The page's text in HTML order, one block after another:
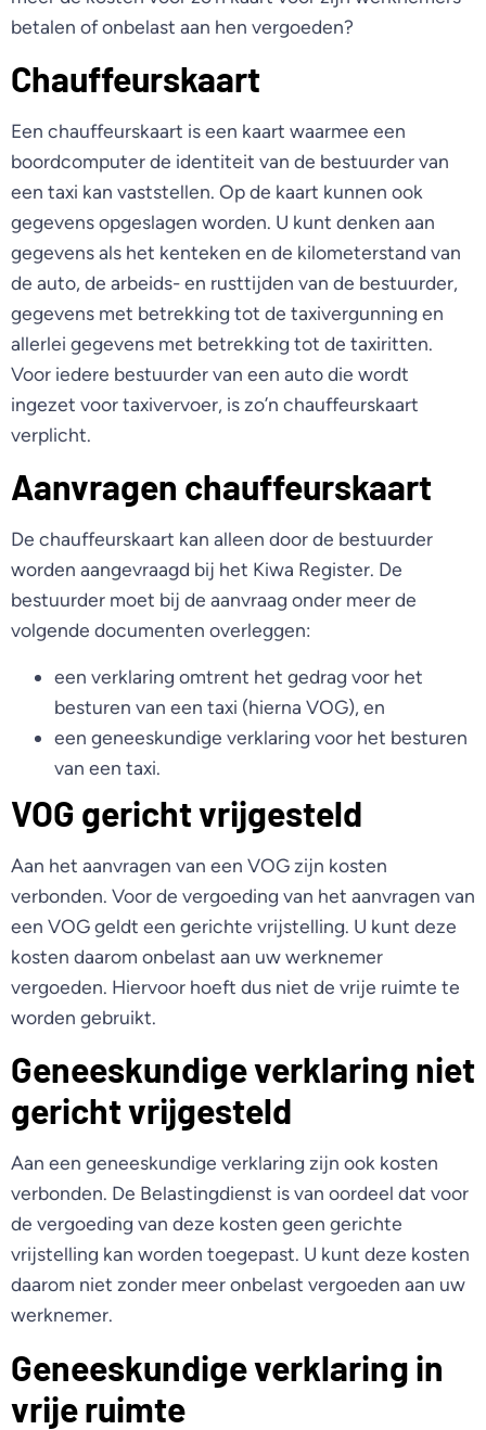
betalen of onbelast aan hen vergoeden?
Chauffeurskaart
Een chauffeurskaart is een kaart waarmee een
boordcomputer de identiteit van de bestuurder van
een taxi kan vaststellen. Op de kaart kunnen ook
gegevens opgeslagen worden. U kunt denken aan
gegevens als het kenteken en de kilometerstand van
de auto, de arbeids- en rusttijden van de bestuurder,
gegevens met betrekking tot de taxivergunning en
allerlei gegevens met betrekking tot de taxiritten.
Voor iedere bestuurder van een auto die wordt
ingezet voor taxivervoer, is zo’n chauffeurskaart
verplicht.
Aanvragen chauffeurskaart
De chauffeurskaart kan alleen door de bestuurder
worden aangevraagd bij het Kiwa Register. De
bestuurder moet bij de aanvraag onder meer de
volgende documenten overleggen:
een verklaring omtrent het gedrag voor het
besturen van een taxi (hierna VOG), en
een geneeskundige verklaring voor het besturen
van een taxi.
VOG gericht vrijgesteld
Aan het aanvragen van een VOG zijn kosten
verbonden. Voor de vergoeding van het aanvragen van
een VOG geldt een gerichte vrijstelling. U kunt deze
kosten daarom onbelast aan uw werknemer
vergoeden. Hiervoor hoeft dus niet de vrije ruimte te
worden gebruikt.
Geneeskundige verklaring niet
gericht vrijgesteld
Aan een geneeskundige verklaring zijn ook kosten
verbonden. De Belastingdienst is van oordeel dat voor
de vergoeding van deze kosten geen gerichte
vrijstelling kan worden toegepast. U kunt deze kosten
daarom niet zonder meer onbelast vergoeden aan uw
werknemer.
Geneeskundige verklaring in
vrije ruimte